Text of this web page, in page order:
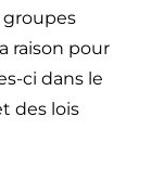
raison pour
ci dans le
des lois